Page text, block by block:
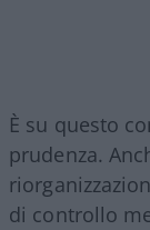
È su questo
prudenza.
di controllo